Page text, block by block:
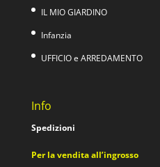
IL MIO GIARDINO
Infanzia
UFFICIO e ARREDAMENTO
Info
Spedizioni
Per la vendita all’ingrosso